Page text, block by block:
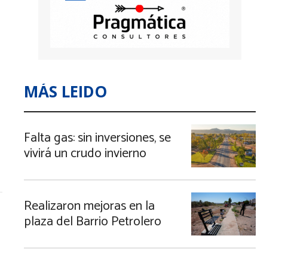
MÁS LEIDO
Falta gas: sin inversiones, se
vivirá un crudo invierno
Realizaron mejoras en la
plaza del Barrio Petrolero